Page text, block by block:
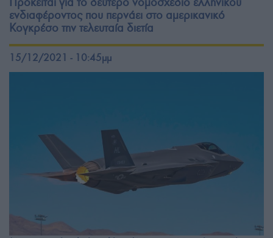
ενδιαφέροντος που περνάει στο αμερικανικό
Κογκρέσο την τελευταία διετία
15/12/2021 - 10:45μμ